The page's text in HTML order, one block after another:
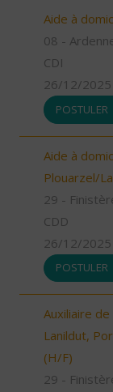
Aide à
08 -
CDI
26/12/2025
POSTULER
Aide à
Plouarzel/
29 -
CDD
26/12/2025
POSTULER
Auxiliaire
Lanildut,
(H/F)
29 -